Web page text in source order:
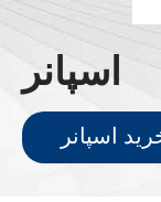
اسپانر